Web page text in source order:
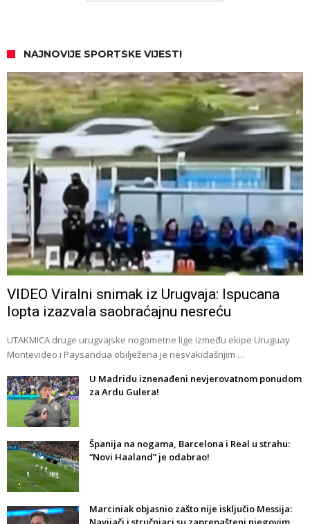
NAJNOVIJE SPORTSKE VIJESTI
VIDEO Viralni snimak iz Urugvaja: Ispucana
lopta izazvala saobraćajnu nesreću
UTAKMICA druge urugvajske nogometne lige između ekipe Uruguay
Montevideo i Paysandua obilježena je nesvakidašnjim …
U Madridu iznenađeni nevjerovatnom ponudom
za Ardu Gulera!
Španija na nogama, Barcelona i Real u strahu:
“Novi Haaland” je odabrao!
Marciniak objasnio zašto nije isključio Messija: